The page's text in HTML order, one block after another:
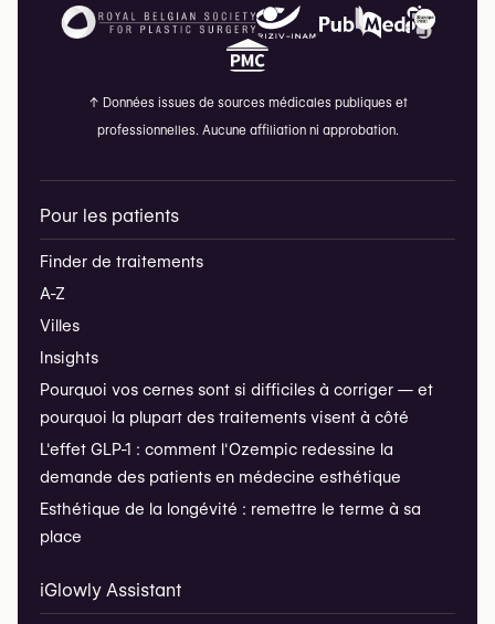
↑ Données issues de sources médicales publiques et
professionnelles. Aucune affiliation ni approbation.
Pour les patients
Finder de traitements
A-Z
Villes
Insights
Pourquoi vos cernes sont si difficiles à corriger — et
pourquoi la plupart des traitements visent à côté
L'effet GLP-1 : comment l'Ozempic redessine la
demande des patients en médecine esthétique
Esthétique de la longévité : remettre le terme à sa
place
iGlowly Assistant